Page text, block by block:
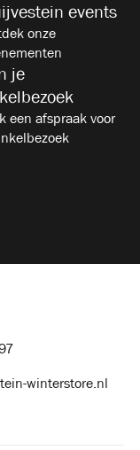
events
onze
je
een afspraak voor
winterstore.nl